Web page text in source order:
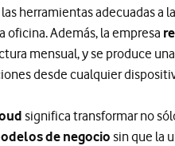
herramientas adecuadas a
oficina. Además, la empresa
mensual, y se produce una
desde cualquier
significa transformar no
de negocio sin que la